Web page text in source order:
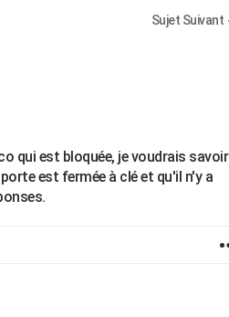
Sujet Suivant
qui est bloquée, je voudrais savoir
est fermée à clé et qu'il n'y a